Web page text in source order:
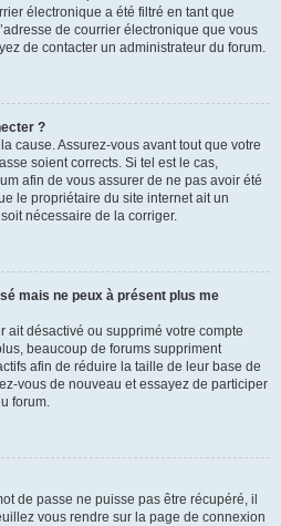
électronique a été filtré en tant que
de courrier électronique que vous
de contacter un administrateur du forum.
?
cause. Assurez-vous avant tout que votre
soient corrects. Si tel est le cas,
afin de vous assurer de ne pas avoir été
le propriétaire du site internet ait un
nécessaire de la corriger.
mais ne peux à présent plus me
ait désactivé ou supprimé votre compte
beaucoup de forums suppriment
afin de réduire la taille de leur base de
vous de nouveau et essayez de participer
forum.
de passe ne puisse pas être récupéré, il
vous rendre sur la page de connexion